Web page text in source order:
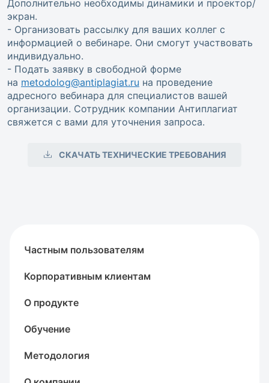
Дополнительно необходимы динамики и проектор/
экран.
- Организовать рассылку для ваших коллег с
информацией о вебинаре. Они смогут участвовать
индивидуально.
- Подать заявку в свободной форме
на metodolog@antiplagiat.ru на проведение
адресного вебинара для специалистов вашей
организации. Сотрудник компании Антиплагиат
свяжется с вами для уточнения запроса.
СКАЧАТЬ ТЕХНИЧЕСКИЕ ТРЕБОВАНИЯ
Частным пользователям
Корпоративным клиентам
О продукте
Обучение
Методология